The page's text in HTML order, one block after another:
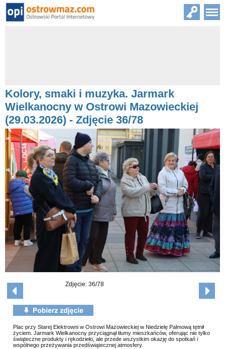
Kolory, smaki i muzyka. Jarmark
Wielkanocny w Ostrowi Mazowieckiej
(29.03.2026) - Zdjęcie 36/78
Zdjęcie: 36/78
Plac przy Starej Elektrowni w Ostrowi Mazowieckiej w Niedzielę Palmową tętnił
życiem. Jarmark Wielkanocny przyciągnął tłumy mieszkańców, oferując nie tylko
świąteczne produkty i rękodzieło, ale przede wszystkim okazję do spotkań i
wspólnego przeżywania przedświątecznej atmosfery.